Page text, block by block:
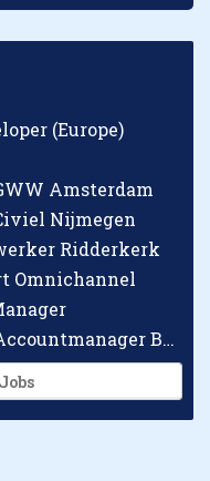
(Europe)
Amsterdam
Nijmegen
Ridderkerk
Omnichannel
Checkpoint Systems Key Accountmanager Benelux